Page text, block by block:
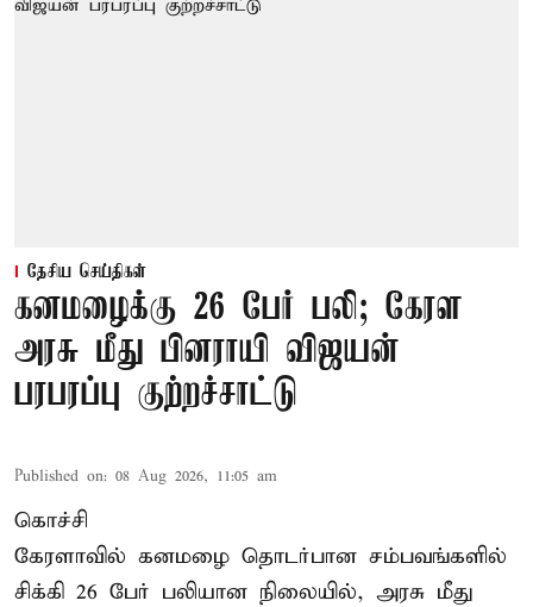
தேசிய செய்திகள்
கனமழைக்கு 26 பேர் பலி; கேரள
அரசு மீது பினராயி விஜயன்
பரபரப்பு குற்றச்சாட்டு
Published on: 08 Aug 2026, 11:05 am
கொச்சி
கேரளாவில் கனமழை தொடர்பான சம்பவங்களில்
சிக்கி 26 பேர் பலியான நிலையில், அரசு மீது